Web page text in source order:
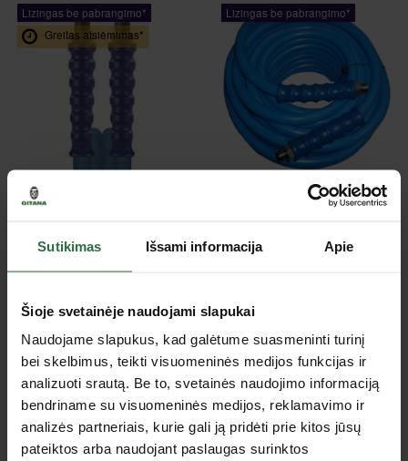
Sutikimas Išsami informacija Apie
Šioje svetainėje naudojami slapukai
Naudojame slapukus, kad galėtume suasmeninti turinį
bei skelbimus, teikti visuomeninės medijos funkcijas ir
analizuoti srautą. Be to, svetainės naudojimo informaciją
bendriname su visuomeninės medijos, reklamavimo ir
analizės partneriais, kurie gali ją pridėti prie kitos jūsų
pateiktos arba naudojant paslaugas surinktos
Lizingas be pabrangimo*
Greitas atsiėmimas*
Žarna maisto pramonei
R+M BluFood, 30m
Lizingas be pabrangimo*
Žarna maisto pramonei
R+M BluFood, 25m
Yra sandėlyje
Lizingas be pabrangimo* Išpardavimas!